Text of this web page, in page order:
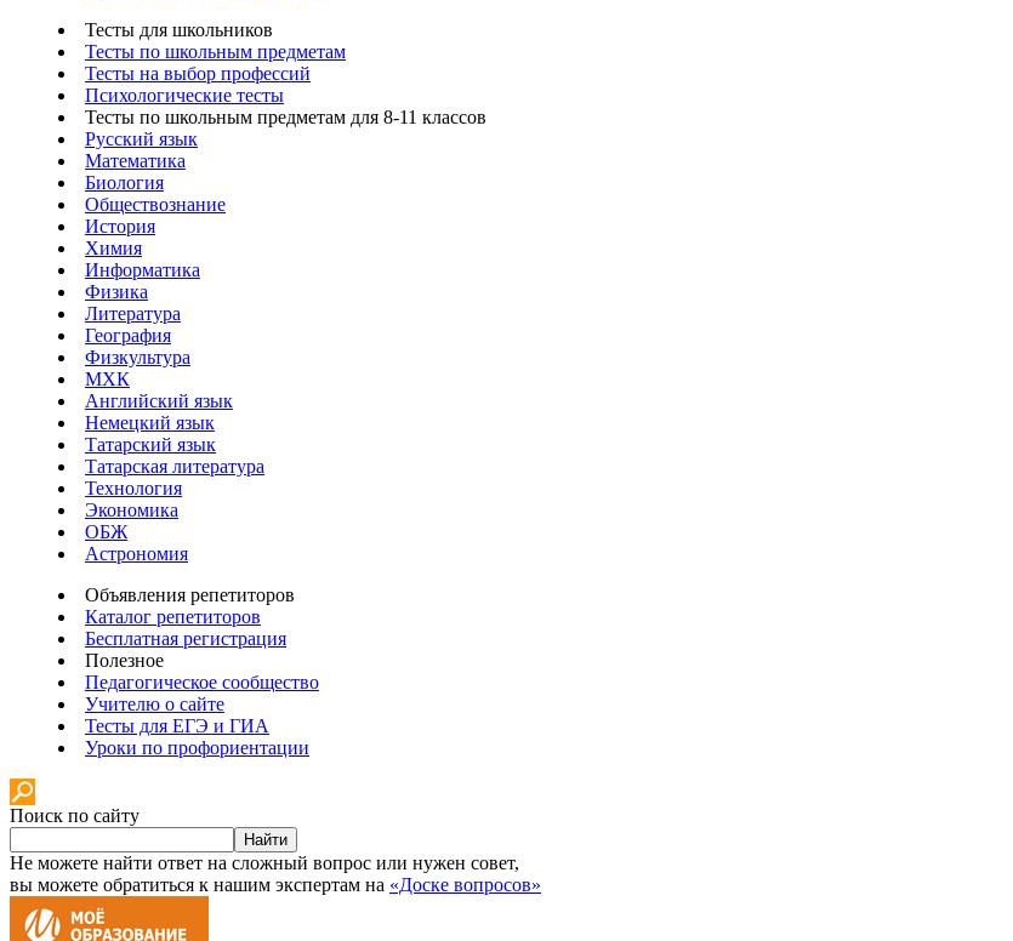
Тесты для школьников
Тесты по школьным предметам
Тесты на выбор профессий
Психологические тесты
Тесты по школьным предметам для 8-11 классов
Русский язык
Математика
Биология
Обществознание
История
Химия
Информатика
Физика
Литература
География
Физкультура
МХК
Английский язык
Немецкий язык
Татарский язык
Татарская литература
Технология
Экономика
ОБЖ
Астрономия
Объявления репетиторов
Каталог репетиторов
Бесплатная регистрация
Полезное
Педагогическое сообщество
Учителю о сайте
Тесты для ЕГЭ и ГИА
Уроки по профориентации
Поиск по сайту
Найти
Не можете найти ответ на сложный вопрос или нужен совет,
вы можете обратиться к нашим экспертам на «Доске вопросов»